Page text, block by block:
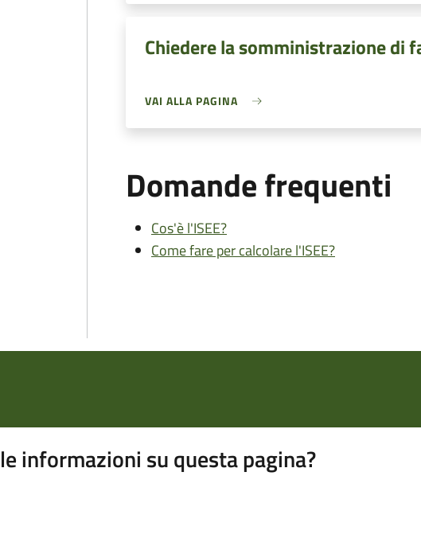
Chiedere la somministrazione di
VAI ALLA PAGINA
Domande frequenti
Cos'è l'ISEE?
Come fare per calcolare l'ISEE?
informazioni su questa pagina?